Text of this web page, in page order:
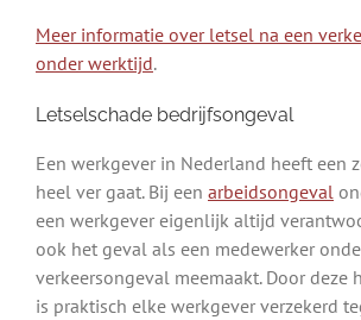
Meer informatie over letsel na een
onder werktijd.
Letselschade bedrijfsongeval
Een werkgever in Nederland heeft een
heel ver gaat. Bij een arbeidsongeval
een werkgever eigenlijk altijd
ook het geval als een medewerker
verkeersongeval meemaakt. Door deze
is praktisch elke werkgever verzekerd